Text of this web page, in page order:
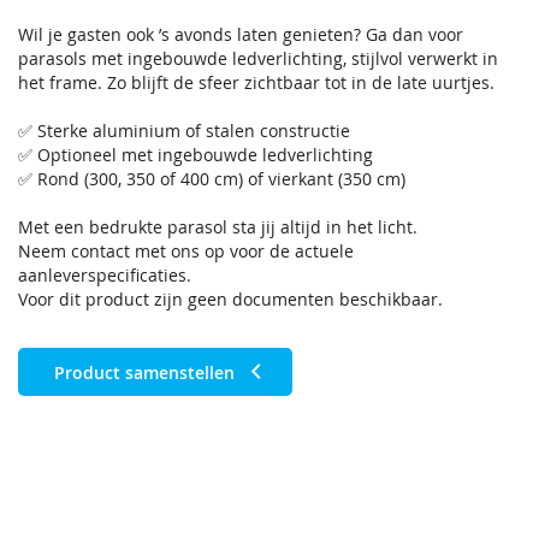
Wil je gasten ook ’s avonds laten genieten? Ga dan voor
parasols met ingebouwde ledverlichting, stijlvol verwerkt in
het frame. Zo blijft de sfeer zichtbaar tot in de late uurtjes.
✅ Sterke aluminium of stalen constructie
✅ Optioneel met ingebouwde ledverlichting
✅ Rond (300, 350 of 400 cm) of vierkant (350 cm)
Met een bedrukte parasol sta jij altijd in het licht.
Neem contact met ons op voor de actuele
aanleverspecificaties.
Voor dit product zijn geen documenten beschikbaar.
Product samenstellen